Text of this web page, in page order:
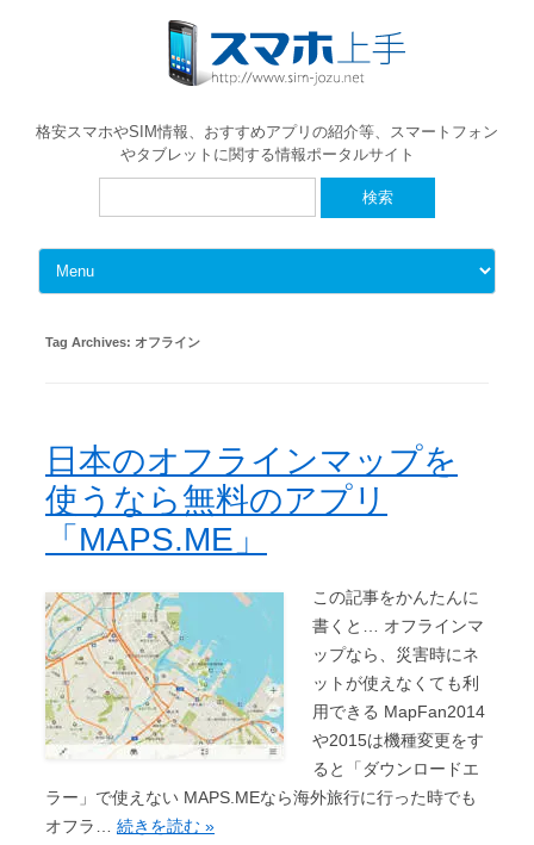
格安スマホやSIM情報、おすすめアプリの紹介等、スマートフォン
やタブレットに関する情報ポータルサイト
Skip to content
Tag Archives: オフライン
日本のオフラインマップを
使うなら無料のアプリ
「MAPS.ME」
この記事をかんたんに
書くと… オフラインマ
ップなら、災害時にネ
ットが使えなくても利
用できる MapFan2014
や2015は機種変更をす
ると「ダウンロードエ
ラー」で使えない MAPS.MEなら海外旅行に行った時でも
オフラ… 続きを読む »